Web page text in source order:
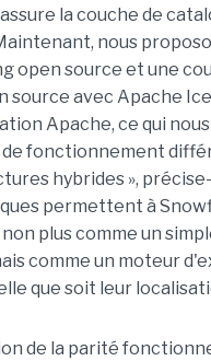
la couche de
nous
open source et une
source avec Apache
Apache, ce qui
de fonctionnement
hybrides »,
permettent à
plus comme un
comme un moteur
que soit leur
de la parité